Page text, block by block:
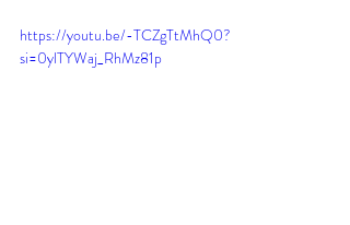
https://youtu.be/-TCZgTtMhQ0?
si=0ylTYWaj_RhMz81p